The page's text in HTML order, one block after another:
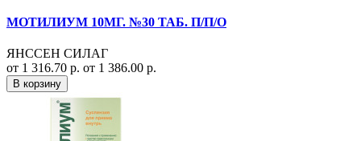
МОТИЛИУМ 10МГ. №30 ТАБ. П/П/О
ЯНССЕН СИЛАГ
от 1 316.70 р. от 1 386.00 р.
В корзину